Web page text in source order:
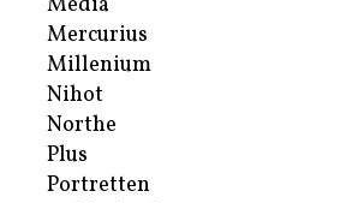
Mercurius
Millenium
Nihot
Northe
Plus
Portretten